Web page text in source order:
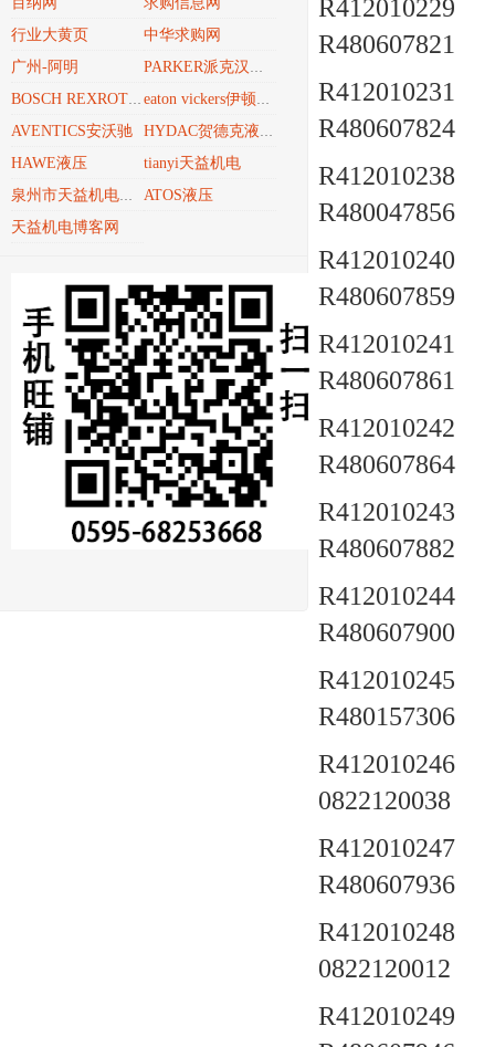
行业大黄页
中华求购网
广州-阿明
PARKER派克汉尼汾
BOSCH REXROTH博世力士乐REXROTH eaton vickers伊顿威格士
AVENTICS安沃驰 HYDAC贺德克液压技术
HAWE液压 tianyi天益机电
泉州市天益机电贸易有限公司
ATOS液压
天益机电博客网
R412010229
R480607821
R412010231
R480607824
R412010238
R480047856
R412010240
R480607859
R412010241
R480607861
R412010242
R480607864
R412010243
R480607882
R412010244
R480607900
R412010245
R480157306
R412010246
0822120038
R412010247
R480607936
R412010248
0822120012
R412010249